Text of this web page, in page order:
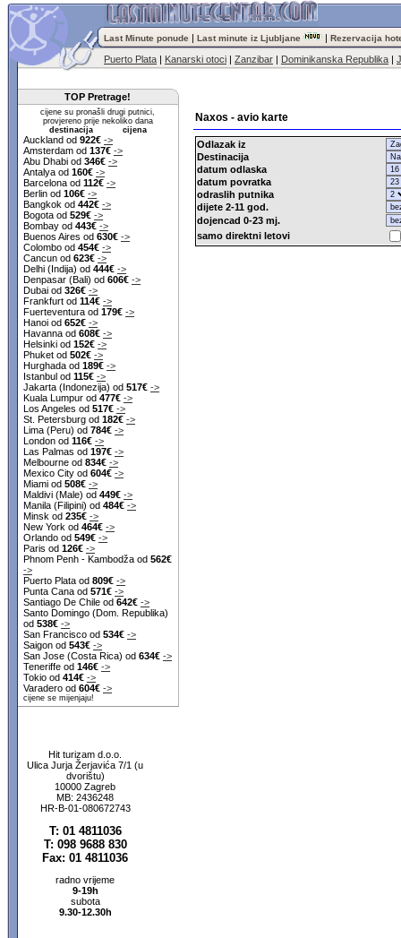
Last Minute ponude | Last minute iz Ljubljane | Rezervacija
Puerto Plata | Kanarski otoci | Zanzibar | Dominikanska Republika |
TOP Pretrage!
cijene su pronašli drugi putnici,
provjereno prije nekoliko dana
destinacija cijena
Auckland od 922€ ->
Amsterdam od 137€ ->
Abu Dhabi od 346€ ->
Antalya od 160€ ->
Barcelona od 112€ ->
Berlin od 106€ ->
Bangkok od 442€ ->
Bogota od 529€ ->
Bombay od 443€ ->
Buenos Aires od 630€ ->
Colombo od 454€ ->
Cancun od 623€ ->
Delhi (Indija) od 444€ ->
Denpasar (Bali) od 606€ ->
Dubai od 326€ ->
Frankfurt od 114€ ->
Fuerteventura od 179€ ->
Hanoi od 652€ ->
Havanna od 608€ ->
Helsinki od 152€ ->
Phuket od 502€ ->
Hurghada od 189€ ->
Istanbul od 115€ ->
Jakarta (Indonezija) od 517€ ->
Kuala Lumpur od 477€ ->
Los Angeles od 517€ ->
St. Petersburg od 182€ ->
Lima (Peru) od 784€ ->
London od 116€ ->
Las Palmas od 197€ ->
Melbourne od 834€ ->
Mexico City od 604€ ->
Miami od 508€ ->
Maldivi (Male) od 449€ ->
Manila (Filipini) od 484€ ->
Minsk od 235€ ->
New York od 464€ ->
Orlando od 549€ ->
Paris od 126€ ->
Phnom Penh - Kambodža od 562€
->
Puerto Plata od 809€ ->
Punta Cana od 571€ ->
Santiago De Chile od 642€ ->
Santo Domingo (Dom. Republika)
od 538€ ->
San Francisco od 534€ ->
Saigon od 543€ ->
San Jose (Costa Rica) od 634€ ->
Teneriffe od 146€ ->
Tokio od 414€ ->
Varadero od 604€ ->
cijene se mijenjaju!
Hit turizam d.o.o.
Ulica Jurja Žerjavića 7/1 (u
dvorištu)
10000 Zagreb
MB: 2436248
HR-B-01-080672743
T: 01 4811036
T: 098 9688 830
Fax: 01 4811036
radno vrijeme
9-19h
subota
9.30-12.30h
Naxos - avio karte
Odlazak iz
Destinacija
datum odlaska
datum povratka
odraslih putnika
dijete 2-11 god.
dojencad 0-23 mj.
samo direktni letovi